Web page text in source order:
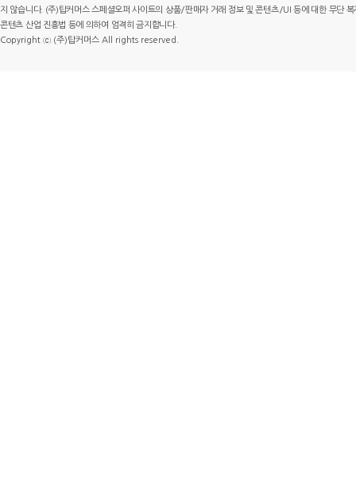
지 않습니다. (주)탑커머스 스페셜오퍼 사이트의 상품/판매자 거래 정보 및 콘텐츠/UI 등에 대한 무단
콘텐츠 산업 진흥법 등에 의하여 엄격히 금지합니다.
Copyright ⓒ (주)탑커머스 All rights reserved.